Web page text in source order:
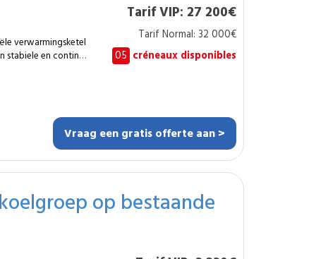
le
verwarmingsketel
stabiele en continue
of sites met
conforme, veilige
ketel, met een
technische
aan hoog
Tarif VIP: 27 200€
Tarif Normal: 32 000€
05 créneaux disponibles
Vraag een gratis offerte aan >
op bestaande